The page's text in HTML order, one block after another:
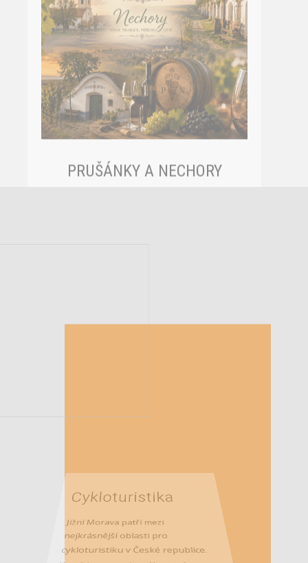
PRUŠÁNKY A NECHORY
Sample text. Click to select the text box. Click
again or double click to start editing the text.
VÍCE
Jižní Morava patří mezi
cykloturistiku v České republice.
Kombinace rovinatého terénu,